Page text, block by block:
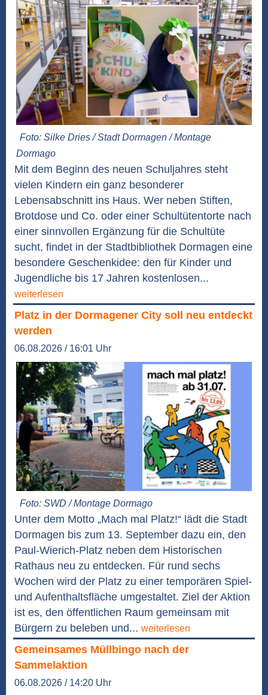
Foto: Silke Dries / Stadt Dormagen / Montage
Dormago
Mit dem Beginn des neuen Schuljahres steht
vielen Kindern ein ganz besonderer
Lebensabschnitt ins Haus. Wer neben Stiften,
Brotdose und Co. oder einer Schultütentorte nach
einer sinnvollen Ergänzung für die Schultüte
sucht, findet in der Stadtbibliothek Dormagen eine
besondere Geschenkidee: den für Kinder und
Jugendliche bis 17 Jahren kostenlosen...
weiterlesen
Platz in der Dormagener City soll neu entdeckt
werden
06.08.2026 / 16:01 Uhr
Foto: SWD / Montage Dormago
Unter dem Motto „Mach mal Platz!“ lädt die Stadt
Dormagen bis zum 13. September dazu ein, den
Paul-Wierich-Platz neben dem Historischen
Rathaus neu zu entdecken. Für rund sechs
Wochen wird der Platz zu einer temporären Spiel-
und Aufenthaltsfläche umgestaltet. Ziel der Aktion
ist es, den öffentlichen Raum gemeinsam mit
Bürgern zu beleben und... weiterlesen
Gemeinsames Müllbingo nach der
Sammelaktion
06.08.2026 / 14:20 Uhr